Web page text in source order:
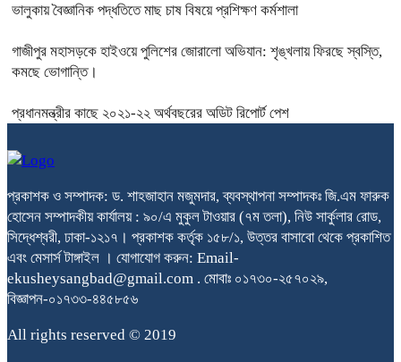
ভালুকায় বৈজ্ঞানিক পদ্ধতিতে মাছ চাষ বিষয়ে প্রশিক্ষণ কর্মশালা
গাজীপুর মহাসড়কে হাইওয়ে পুলিশের জোরালো অভিযান: শৃঙ্খলায় ফিরছে স্বস্তি,
কমছে ভোগান্তি।
প্রধানমন্ত্রীর কাছে ২০২১-২২ অর্থবছরের অডিট রিপোর্ট পেশ
প্রকাশক ও সম্পাদক: ড. শাহজাহান মজুমদার, ব্যবস্থাপনা সম্পাদকঃ জি.এম ফারুক
হোসেন সম্পাদকীয় কার্যালয় : ৯০/এ মুকুল টাওয়ার (৭ম তলা), নিউ সার্কুলার রোড,
সিদ্ধেশ্বরী, ঢাকা-১২১৭। প্রকাশক কর্তৃক ১৫৮/১, উত্তর বাসাবো থেকে প্রকাশিত
এবং মেসার্স টাঙ্গাইল । যোগাযোগ করুন: Email-
ekusheysangbad@gmail.com . মোবাঃ ০১৭৩০-২৫৭০২৯,
বিজ্ঞাপন-০১৭৩৩-৪৪৫৮৫৬
All rights reserved © 2019